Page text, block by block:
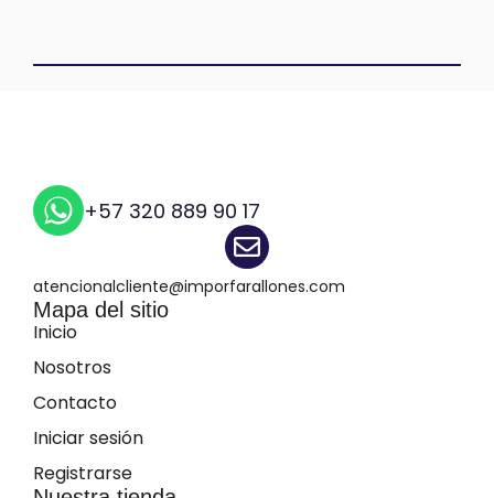
+57 320 889 90 17
atencionalcliente@imporfarallones.com
Mapa del sitio
Inicio
Nosotros
Contacto
Iniciar sesión
Registrarse